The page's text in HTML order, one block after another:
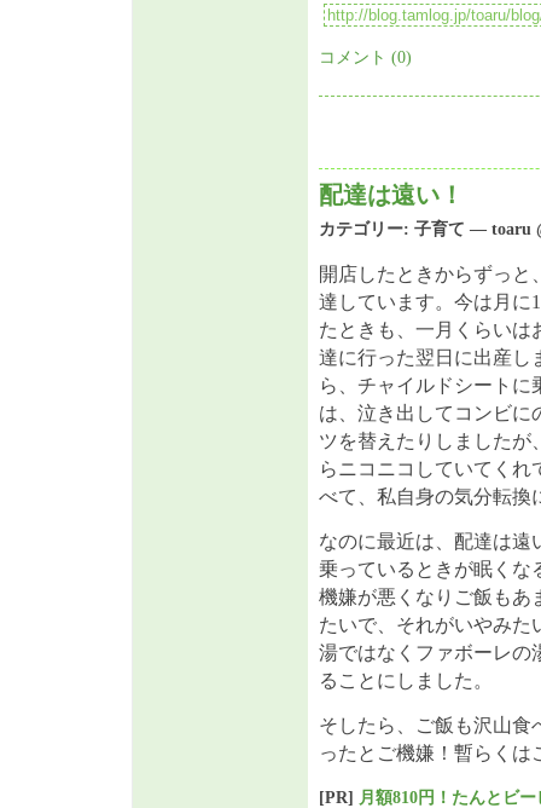
コメント (0)
配達は遠い！
カテゴリー: 子育て — toaru
開店したときからずっと
達しています。今は月に
たときも、一月くらいは
達に行った翌日に出産し
ら、チャイルドシートに
は、泣き出してコンビに
ツを替えたりしましたが
らニコニコしていてくれ
べて、私自身の気分転換
なのに最近は、配達は遠
乗っているときが眠くな
機嫌が悪くなりご飯もあ
たいで、それがいやみた
湯ではなくファボーレの
ることにしました。
そしたら、ご飯も沢山食
ったとご機嫌！暫らくは
[PR] 月額810円！たんとビ